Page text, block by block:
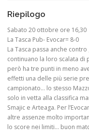
Riepilogo
Sabato 20 ottobre ore 16,30
La Tasca Pub- Evocar= 8-0
La Tasca passa anche
continuano la loro scalata di
però ha tre punti in meno
effetti una delle più serie
campionato… lo stesso
solo in vetta alla classifica
Smajic e Arteaga. Per
altre assenze molto
lo score nei limiti… buon